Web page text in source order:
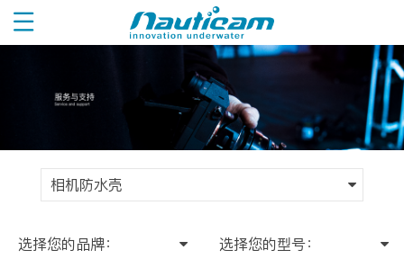
相机防水壳
选择您的品牌： 选择您的型号：